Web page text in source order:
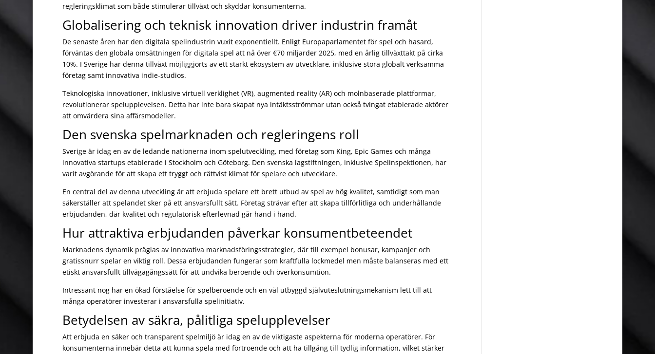
regleringsklimat som både stimulerar tillväxt och skyddar konsumenterna.
Globalisering och teknisk innovation driver industrin framåt
De senaste åren har den digitala spelindustrin vuxit exponentiellt. Enligt Europaparlamentet för spel och hasard,
förväntas den globala omsättningen för digitala spel att nå över €70 miljarder2025, med en årlig tillväxttakt på cirka
10%. I Sverige har denna tillväxt möjliggjorts av ett starkt ekosystem av utvecklare, inklusive stora globalt verksamma
företag samt innovativa indie-studios.
Teknologiska innovationer, inklusive virtuell verklighet (VR), augmented reality (AR) och molnbaserade plattformar,
revolutionerar spelupplevelsen. Detta har inte bara skapat nya intäktsströmmar utan också tvingat etablerade aktörer
att omvärdera sina affärsmodeller.
Den svenska spelmarknaden och regleringens roll
Sverige är idag en av de ledande nationerna inom spelutveckling, med företag som King, Epic Games och många
innovativa startups etablerade i Stockholm och Göteborg. Den svenska lagstiftningen, inklusive Spelinspektionen, har
varit avgörande för att skapa ett tryggt och rättvist klimat för spelare och utvecklare.
En central del av denna utveckling är att erbjuda spelare ett brett utbud av spel av hög kvalitet, samtidigt som man
säkerställer att spelandet sker på ett ansvarsfullt sätt. Företag strävar efter att skapa tillförlitliga och underhållande
erbjudanden, där kvalitet och regulatorisk efterlevnad går hand i hand.
Hur attraktiva erbjudanden påverkar konsumentbeteendet
Marknadens dynamik präglas av innovativa marknadsföringsstrategier, där till exempel bonusar, kampanjer och
gratissnurr spelar en viktig roll. Dessa erbjudanden fungerar som kraftfulla lockmedel men måste balanseras med ett
etiskt ansvarsfullt tillvägagångssätt för att undvika beroende och överkonsumtion.
Intressant nog har en ökad förståelse för spelberoende och en väl utbyggd självuteslutningsmekanism lett till att
många operatörer investerar i ansvarsfulla spelinitiativ.
Betydelsen av säkra, pålitliga spelupplevelser
Att erbjuda en säker och transparent spelmiljö är idag en av de viktigaste aspekterna för moderna operatörer. För
konsumenterna innebär detta att kunna spela med förtroende och att ha tillgång till tydlig information, vilket stärker